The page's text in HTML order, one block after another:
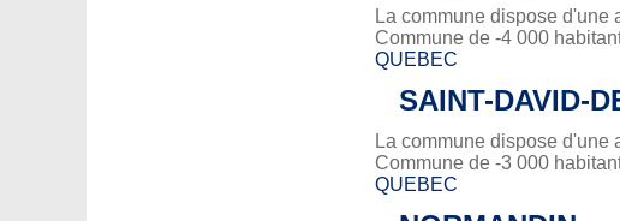
La commune dispose d'une
Commune de -4 000
QUEBEC
SAINT-DAVID-
La commune dispose d'une
Commune de -3 000
QUEBEC